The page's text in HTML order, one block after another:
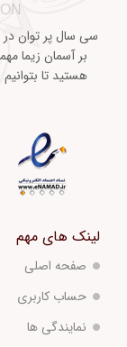
سی سال پر توان در
بر آسمان زیما
هستید تا
لینک های مهم
صفحه اصلی
حساب کاربری
نمایندگی ها